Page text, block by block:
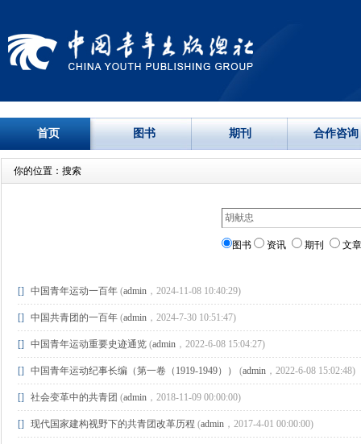
首页 图书 期刊 合作咨询
你的位置：搜索
图书 资讯 期刊 文章
[] 中国青年运动一百年(admin，2024-11-08 10:40:29)
[] 中国共青团的一百年(admin，2024-7-30 10:51:47)
[] 中国青年运动重要史迹通览(admin，2022-6-08 15:04:27)
[] 中国青年运动纪事长编（第一卷（1919-1949）） (admin，2022-6-08 15:02:48)
[] 社会变革中的共青团 (admin，2018-11-09 00:00:00)
[] 现代国家建构视野下的共青团改革历程 (admin，2017-4-01 00:00:00)